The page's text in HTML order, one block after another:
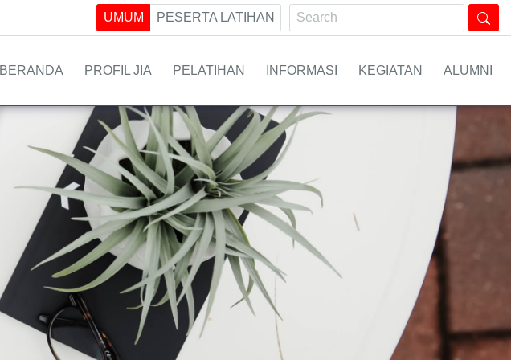
UMUM PESERTA LATIHAN
BERANDA PROFIL JIA PELATIHAN INFORMASI KEGIATAN ALUMNI